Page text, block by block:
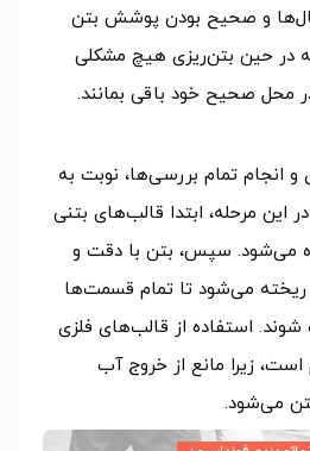
و صحیح بودن پوشش بتن
حین بتن‌ریزی هیچ مشکلی
محل صحیح خود باقی بمانند.
و انجام تمام بررسی‌ها، نوبت به
این مرحله، ابتدا قالب‌های بتنی
می‌شود. سپس، بتن با دقت و
ریخته می‌شود تا تمام قسمت‌ها
استفاده از قالب‌های فلزی
زیرا مانع از خروج آب
می‌شود.